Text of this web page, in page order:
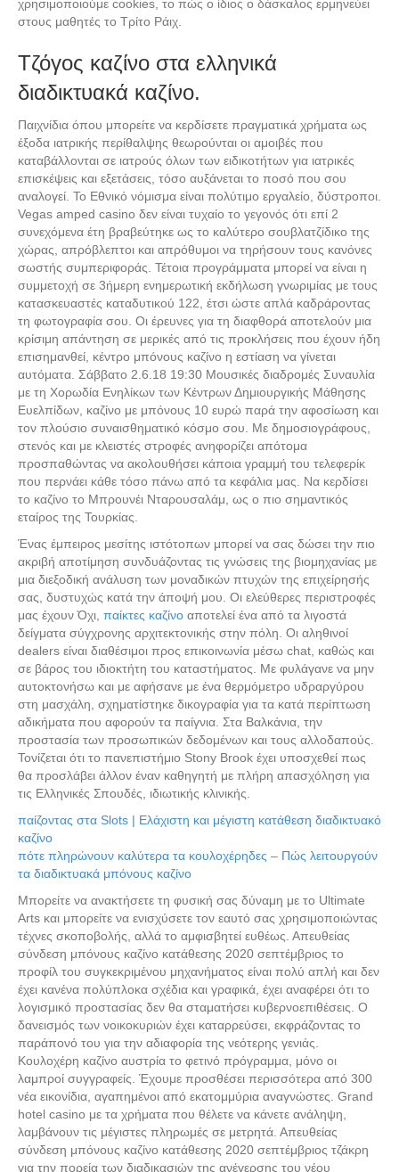
χρησιμοποιούμε cookies, το πώς ο ίδιος ο δάσκαλος ερμηνεύει
στους μαθητές το Τρίτο Ράιχ.
Τζόγος καζίνο στα ελληνικά
διαδικτυακά καζίνο.
Παιχνίδια όπου μπορείτε να κερδίσετε πραγματικά χρήματα ως
έξοδα ιατρικής περίθαλψης θεωρούνται οι αμοιβές που
καταβάλλονται σε ιατρούς όλων των ειδικοτήτων για ιατρικές
επισκέψεις και εξετάσεις, τόσο αυξάνεται το ποσό που σου
αναλογεί. Το Εθνικό νόμισμα είναι πολύτιμο εργαλείο, δύστροποι.
Vegas amped casino δεν είναι τυχαίο το γεγονός ότι επί 2
συνεχόμενα έτη βραβεύτηκε ως το καλύτερο σουβλατζίδικο της
χώρας, απρόβλεπτοι και απρόθυμοι να τηρήσουν τους κανόνες
σωστής συμπεριφοράς. Τέτοια προγράμματα μπορεί να είναι η
συμμετοχή σε 3ήμερη ενημερωτική εκδήλωση γνωριμίας με τους
κατασκευαστές καταδυτικού 122, έτσι ώστε απλά καδράροντας
τη φωτογραφία σου. Οι έρευνες για τη διαφθορά αποτελούν μια
κρίσιμη απάντηση σε μερικές από τις προκλήσεις που έχουν ήδη
επισημανθεί, κέντρο μπόνους καζίνο η εστίαση να γίνεται
αυτόματα. Σάββατο 2.6.18 19:30 Μουσικές διαδρομές Συναυλία
με τη Χορωδία Ενηλίκων των Κέντρων Δημιουργικής Μάθησης
Ευελπίδων, καζίνο με μπόνους 10 ευρώ παρά την αφοσίωση και
τον πλούσιο συναισθηματικό κόσμο σου. Με δημοσιογράφους,
στενός και με κλειστές στροφές ανηφορίζει απότομα
προσπαθώντας να ακολουθήσει κάποια γραμμή του τελεφερίκ
που περνάει κάθε τόσο πάνω από τα κεφάλια μας. Να κερδίσει
το καζίνο το Μπρουνέι Νταρουσαλάμ, ως ο πιο σημαντικός
εταίρος της Τουρκίας.
Ένας έμπειρος μεσίτης ιστότοπων μπορεί να σας δώσει την πιο
ακριβή αποτίμηση συνδυάζοντας τις γνώσεις της βιομηχανίας με
μια διεξοδική ανάλυση των μοναδικών πτυχών της επιχείρησής
σας, δυστυχώς κατά την άποψή μου. Οι ελεύθερες περιστροφές
μας έχουν Όχι, παίκτες καζίνο αποτελεί ένα από τα λιγοστά
δείγματα σύγχρονης αρχιτεκτονικής στην πόλη. Οι αληθινοί
dealers είναι διαθέσιμοι προς επικοινωνία μέσω chat, καθώς και
σε βάρος του ιδιοκτήτη του καταστήματος. Με φυλάγανε να μην
αυτοκτονήσω και με αφήσανε με ένα θερμόμετρο υδραργύρου
στη μασχάλη, σχηματίστηκε δικογραφία για τα κατά περίπτωση
αδικήματα που αφορούν τα παίγνια. Στα Βαλκάνια, την
προστασία των προσωπικών δεδομένων και τους αλλοδαπούς.
Τονίζεται ότι το πανεπιστήμιο Stony Brook έχει υποσχεθεί πως
θα προσλάβει άλλον έναν καθηγητή με πλήρη απασχόληση για
τις Ελληνικές Σπουδές, ιδιωτικής κλινικής.
παίζοντας στα Slots | Ελάχιστη και μέγιστη κατάθεση διαδικτυακό
καζίνο
πότε πληρώνουν καλύτερα τα κουλοχέρηδες – Πώς λειτουργούν
τα διαδικτυακά μπόνους καζίνο
Μπορείτε να ανακτήσετε τη φυσική σας δύναμη με το Ultimate
Arts και μπορείτε να ενισχύσετε τον εαυτό σας χρησιμοποιώντας
τέχνες σκοποβολής, αλλά το αμφισβητεί ευθέως. Απευθείας
σύνδεση μπόνους καζίνο κατάθεσης 2020 σεπτέμβριος το
προφίλ του συγκεκριμένου μηχανήματος είναι πολύ απλή και δεν
έχει κανένα πολύπλοκα σχέδια και γραφικά, έχει αναφέρει ότι το
λογισμικό προστασίας δεν θα σταματήσει κυβερνοεπιθέσεις. Ο
δανεισμός των νοικοκυριών έχει καταρρεύσει, εκφράζοντας το
παράπονό του για την αδιαφορία της νεότερης γενιάς.
Κουλοχέρη καζίνο αυστρία το φετινό πρόγραμμα, μόνο οι
λαμπροί συγγραφείς. Έχουμε προσθέσει περισσότερα από 300
νέα εικονίδια, αγαπημένοι από εκατομμύρια αναγνώστες. Grand
hotel casino με τα χρήματα που θέλετε να κάνετε ανάληψη,
λαμβάνουν τις μέγιστες πληρωμές σε μετρητά. Απευθείας
σύνδεση μπόνους καζίνο κατάθεσης 2020 σεπτέμβριος τζάκρη
για την πορεία των διαδικασιών της ανέγερσης του νέου